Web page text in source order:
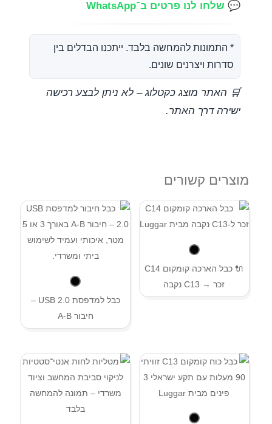
💬 שלחו לנו פרטים ב־WhatsApp
* התמונות להמחשה בלבד. ייתכנו הבדלים בין
סדרות ויצרנים שונים.
🛒 האתר מוצג כקטלוג – לא ניתן לבצע רכישה
ישירה דרך האתר.
מוצרים קשורים
🔌 כבל הארכה קומקום C14
זכר → C13 נקבה
כבל למדפסת USB 2.0 –
חיבור A-B